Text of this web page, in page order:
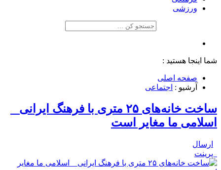
ورزشی
شما اینجا هستید :
صفحه اصلی
آرشیو : اجتماعی
ساخت خانه‌های ۲۵ متری با فرهنگ ایرانی _
اسلامی ما مغایر است
ارسال
پرینت